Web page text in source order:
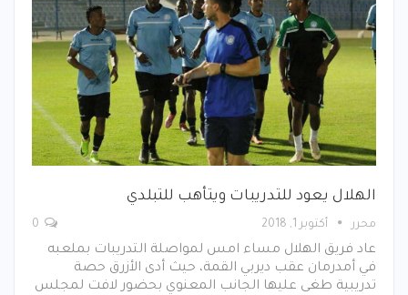
الهلال يعود للتدريبات ويتأهب للتبلدي
محرر أكتوبر 1, 2018
عاد فريق الهلال مساء امس لمواصلة التدريبات بملعبه
في أمدرمان عقب ديربي القمة، حيث أدى الأزرق حصة
تدريبية طغى عليها الجانب المعنوي بحضور لافت لمجلس